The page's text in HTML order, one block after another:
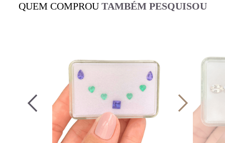
QUEM COMPROU TAMBÉM PESQUISOU